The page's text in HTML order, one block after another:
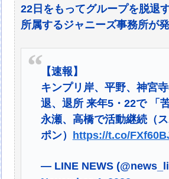
22日をもってグループを脱退
所属するジャニーズ事務所が発
【速報】
キンプリ岸、平野、神宮
退、退所 来年5・22で 「
永瀬、高橋で活動継続（
ポン） https://t.co/
— LINE NEWS